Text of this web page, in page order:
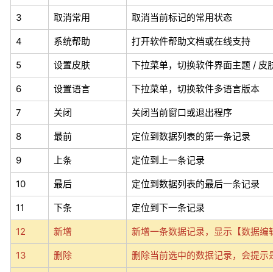
3 取消常用 取消当前标记的常用状态
4 系统帮助 打开软件帮助文档或在线支持
5 设置皮肤 下拉菜单，切换软件界面主题 / 皮
6 设置语言 下拉菜单，切换软件多语言版本
7 关闭 关闭当前窗口或退出程序
8 最前 定位到数据列表的第一条记录
9 上条 定位到上一条记录
10 最后 定位到数据列表的最后一条记录
11 下条 定位到下一条记录
12 新增 新增一条数据记录，显示【数据编
13 删除 删除当前选中的数据记录，会提示